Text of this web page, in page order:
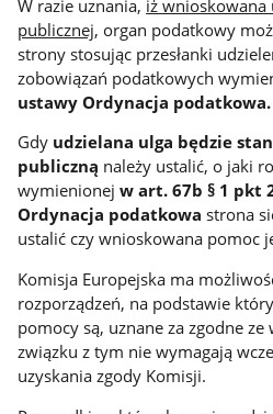
W razie uznania, iż
publicznej, organ podatkowy
strony stosując przesłanki
zobowiązań podatkowych
ustawy Ordynacja podatkowa.
Gdy udzielana ulga będzie
publiczną należy ustalić, o jaki
wymienionejw art. 67b § 1 pkt
Ordynacja podatkowastrona
ustalić czy wnioskowana pomoc
Komisja Europejska ma
rozporządzeń, na podstawie
pomocy są, uznane za zgodne
związku z tym nie wymagają
uzyskania zgody Komisji.